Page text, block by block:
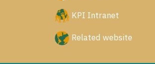
KPI Intranet
Related website